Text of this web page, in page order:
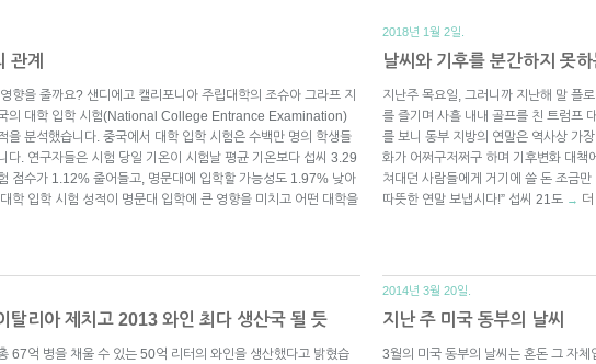
관계
향을 줄까요? 샌디에고 캘리포니아 주립대학의 조슈아 그라프 지
의 대학 입학 시험(National College Entrance Examination)
을 분석했습니다. 중국에서 대학 입학 시험은 수백만 명의 학생들
다. 연구자들은 시험 당일 기온이 시험날 평균 기온보다 섭씨 3.29
점수가 1.12% 줄어들고, 명문대에 입학할 가능성도 1.97% 낮아
학 입학 시험 성적이 명문대 입학에 큰 영향을 미치고 어떤 대학을
2018년 1월 2일.
날씨와 기후를 분간하지 못
지난주 목요일, 그러니까 지난해 말 플
를 즐기며 사흘 내내 골프를 친 트럼프
를 보니 동부 지방의 연말은 역사상 가
화가 어쩌구저쩌구 하며 기후변화 대책
쳐대던 사람들에게 거기에 쓸 돈 조금
따뜻한 연말 보냅시다!” 섭씨 21도 → 더
탈리아 제치고 2013 와인 최다 생산국 될 듯
67억 병을 채울 수 있는 50억 리터의 와인을 생산했다고 밝혔습
2014년 3월 20일.
지난 주 미국 동부의 날씨
3월의 미국 동부의 날씨는 혼돈 그 자체